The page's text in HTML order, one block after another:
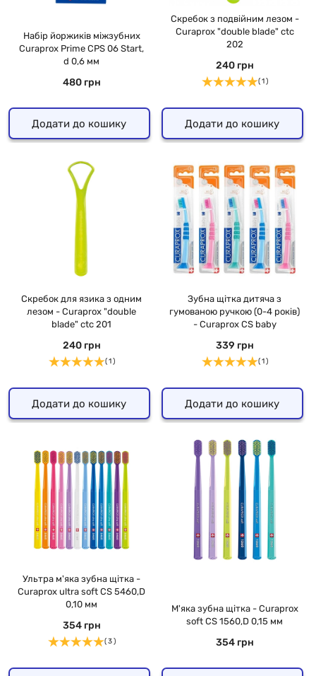
Набір йоржиків міжзубних
Curaprox Prime CPS 06 Start,
d 0,6 мм
480 грн
Додати до кошику
Скребок з подвійним лезом -
Curaprox "double blade" ctc
202
240 грн
( 1 )
Додати до кошику
Скребок для язика з одним
лезом - Curaprox "double
blade" ctc 201
240 грн
( 1 )
Додати до кошику
Зубна щітка дитяча з
гумованою ручкою (0-4 років)
- Curaprox CS baby
339 грн
( 1 )
Додати до кошику
Ультра м'яка зубна щітка -
Curaprox ultra soft CS 5460,D
0,10 мм
354 грн
( 3 )
М'яка зубна щітка - Curaprox
soft CS 1560,D 0,15 мм
354 грн